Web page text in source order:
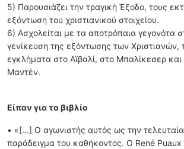
5) Παρουσιάζει την τραγική Έξοδο, τους
εξόντωση του χριστιανικού στοιχείου.
6) Ασχολείται με τα αποτρόπαια γεγονότα
γενίκευση της εξόντωσης των Χριστιανών,
εγκλήματα στο Αϊβαλί, στο Μπαλίκεσερ
Μαντέν.
Είπαν για το βιβλίο
• «[…] Ο αγωνιστής αυτός ως την τελευταία
παράδειγμα του καθήκοντος. Ο René Puaux